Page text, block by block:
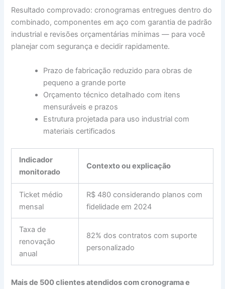
Resultado comprovado: cronogramas entregues dentro do
combinado, componentes em aço com garantia de padrão
industrial e revisões orçamentárias mínimas — para você
planejar com segurança e decidir rapidamente.
Prazo de fabricação reduzido para obras de
pequeno a grande porte
Orçamento técnico detalhado com itens
mensuráveis e prazos
Estrutura projetada para uso industrial com
materiais certificados
Indicador
monitorado
Contexto ou explicação
Ticket médio
mensal
R$ 480 considerando planos com
fidelidade em 2024
Taxa de
renovação
anual
82% dos contratos com suporte
personalizado
Mais de 500 clientes atendidos com cronograma e